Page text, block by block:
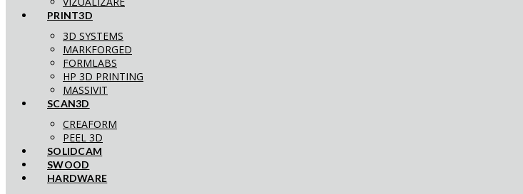
PRINT3D
3D SYSTEMS
MARKFORGED
FORMLABS
HP 3D PRINTING
MASSIVIT
SCAN3D
CREAFORM
PEEL 3D
SOLIDCAM
SWOOD
HARDWARE